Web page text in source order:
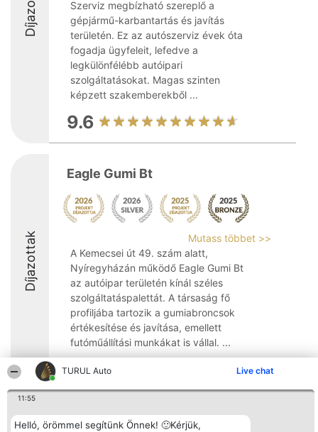
TURUL Auto Live chat
11:55
Helló, örömmel segítünk Önnek! 🙂Kérjük,
Szerviz megbízható szereplő a
gépjármű-karbantartás és javítás
területén. Ez az autószerviz évek óta
fogadja ügyfeleit, lefedve a
legkülönfélébb autóipari
szolgáltatásokat. Magas szinten
képzett szakemberekből ...
9.6
Díjazottak
Eagle Gumi Bt
Mutass többet >>
A Kemecsei út 49. szám alatt,
Nyíregyházán működő Eagle Gumi Bt
az autóipar területén kínál széles
szolgáltatáspalettát. A társaság fő
profiljába tartozik a gumiabroncsok
értékesítése és javítása, emellett
futóműállítási munkákat is vállal. ...
9
Rangsorszervező
SC Beautiful Company S.R.L.
Népszavazás
Nyertesek
Elérhetőség